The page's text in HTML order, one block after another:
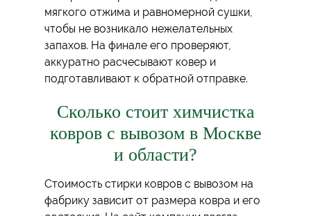
мягкого отжима и равномерной сушки,
чтобы не возникало нежелательных
запахов. На финале его проверяют,
аккуратно расчесывают ковер и
подготавливают к обратной отправке.
Сколько стоит химчистка
ковров с вывозом в Москве
и области?
Стоимость стирки ковров с вывозом на
фабрику зависит от размера ковра и его